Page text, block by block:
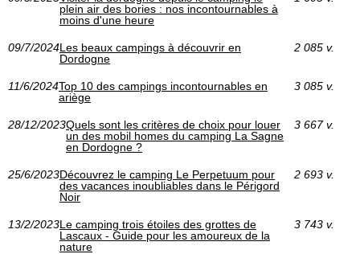
plein air des bories : nos incontournables à
moins d'une heure
09/7/2024Les beaux campings à découvrir en
Dordogne
2 085 v.
11/6/2024Top 10 des campings incontournables en
ariège
3 085 v.
28/12/2023Quels sont les critères de choix pour louer
un des mobil homes du camping La Sagne
en Dordogne ?
3 667 v.
25/6/2023Découvrez le camping Le Perpetuum pour
des vacances inoubliables dans le Périgord
Noir
2 693 v.
13/2/2023Le camping trois étoiles des grottes de
Lascaux - Guide pour les amoureux de la
nature
3 743 v.